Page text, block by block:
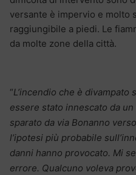
versante è impervio e molto
raggiungibile a piedi. Le
da molte zone della città.
“L’incendio che è
essere stato innescato da
sparato da via Bonanno
l’ipotesi più probabile
danni hanno provocato. Mi
errore. Qualcuno voleva